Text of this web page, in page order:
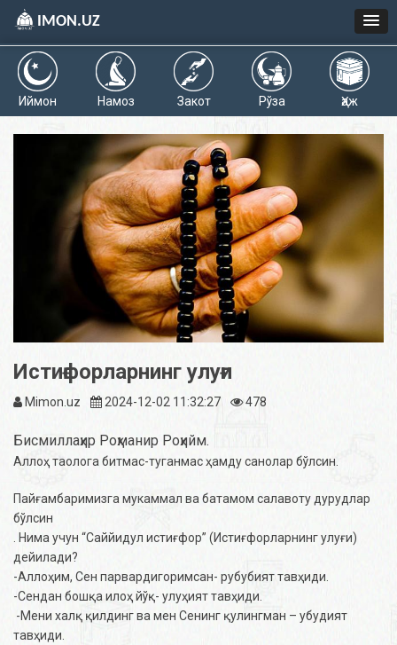
IMON.UZ
Иймон Намоз Закот Рўза Ҳаж
Истиғфорларнинг улуғи
Mimon.uz 2024-12-02 11:32:27 478
Бисмиллаҳир Роҳманир Роҳийм.
Аллоҳ таолога битмас-туганмас ҳамду санолар бўлсин.
Пайғамбаримизга мукаммал ва батамом салавоту дурудлар
бўлсин
. Нима учун “Саййидул истиғфор” (Истиғфорларнинг улуғи)
дейилади?
-Аллоҳим, Сен парвардигоримсан- рубубият тавҳиди.
-Сендан бошқа илоҳ йўқ- улуҳият тавҳиди.
-Мени халқ қилдинг ва мен Сенинг қулингман – убудият
тавҳиди.